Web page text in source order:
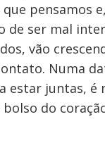
pensamos
de ser mal
vão
Numa
estar juntas, é
do